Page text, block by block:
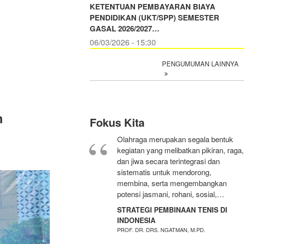
KETENTUAN PEMBAYARAN BIAYA
PENDIDIKAN (UKT/SPP) SEMESTER
GASAL 2026/2027…
06/03/2026 - 15:30
PENGUMUMAN LAINNYA
Fokus Kita
Olahraga merupakan segala bentuk
kegiatan yang melibatkan pikiran, raga,
dan jiwa secara terintegrasi dan
sistematis untuk mendorong,
membina, serta mengembangkan
potensi jasmani, rohani, sosial,…
STRATEGI PEMBINAAN TENIS DI
INDONESIA
PROF. DR. DRS. NGATMAN, M.PD.